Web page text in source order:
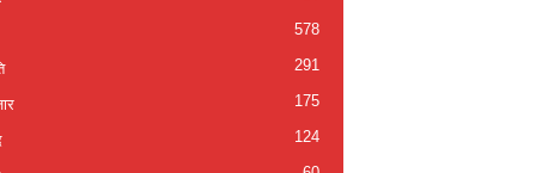
578
291
175
124